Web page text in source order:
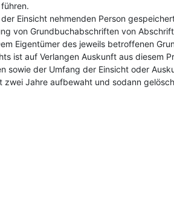
Einsicht nehmenden Person
von Grundbuchabschriften von
Eigentümer des jeweils betroffenen
ist auf Verlangen Auskunft aus diesem
sowie der Umfang der Einsicht oder
zwei Jahre aufbewaht und sodann